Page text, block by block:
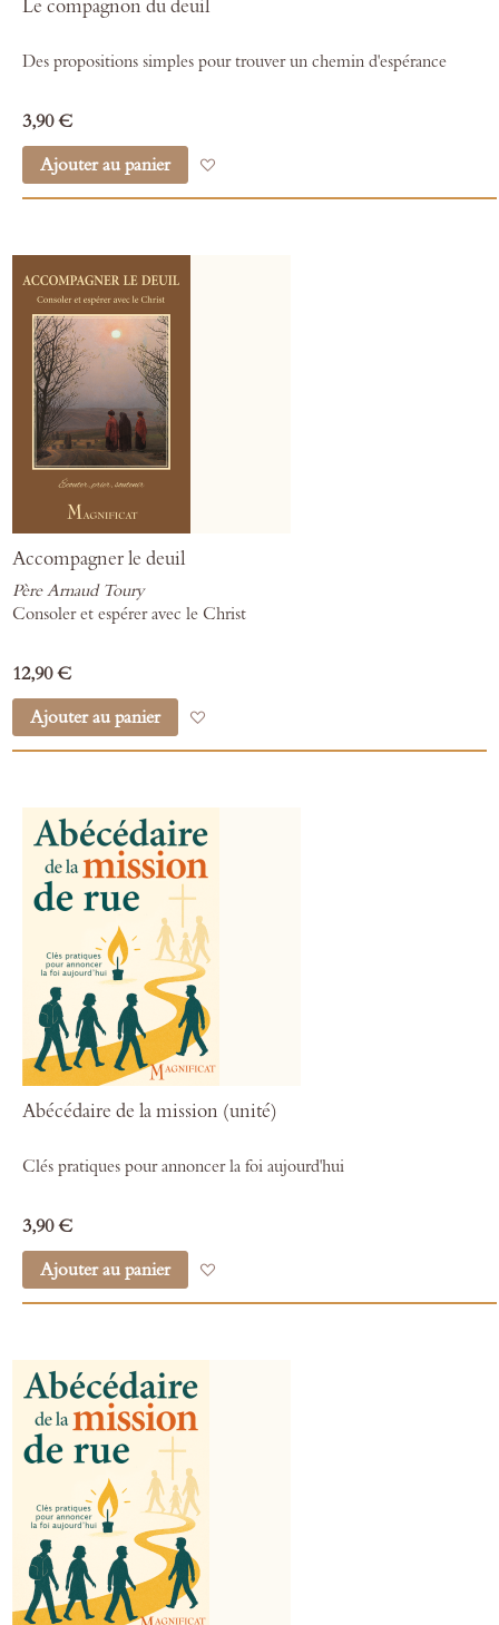
Le compagnon du deuil
Des propositions simples pour trouver un chemin d'espérance
3,90 €
Ajouter au panier
Accompagner le deuil
Père Arnaud Toury
Consoler et espérer avec le Christ
12,90 €
Ajouter au panier
Abécédaire de la mission (unité)
Clés pratiques pour annoncer la foi aujourd'hui
3,90 €
Ajouter au panier